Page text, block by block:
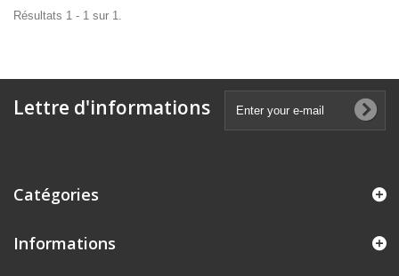
Résultats 1 - 1 sur 1.
Lettre d'informations
Catégories
Informations